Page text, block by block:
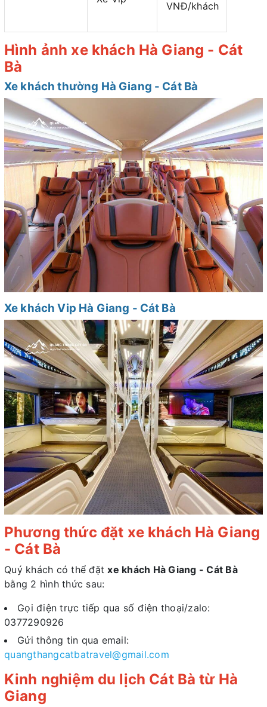
VNĐ/khách
Hình ảnh xe khách Hà Giang - Cát
Bà
Xe khách thường Hà Giang - Cát Bà
Xe khách Vip Hà Giang - Cát Bà
Phương thức đặt xe khách Hà Giang
- Cát Bà
Quý khách có thể đặtxe khách Hà Giang - Cát Bà
bằng 2 hình thức sau:
Gọi điện trực tiếp qua số điện thoại/zalo:
0377290926
Gửi thông tin qua email:
quangthangcatbatravel@gmail.com
Kinh nghiệm du lịch Cát Bà từ Hà
Giang